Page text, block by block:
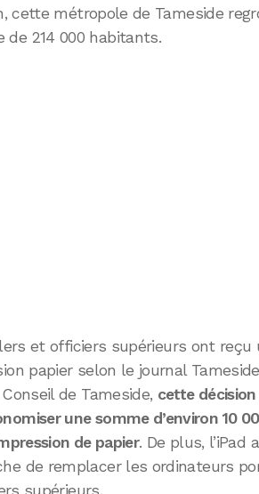
cette métropole de Tameside
de 214 000 habitants.
et officiers supérieurs ont reçu
papier selon le journal
de Tameside, cette
une somme d’environ 10
de papier. De plus, l’iPad
de remplacer les ordinateurs